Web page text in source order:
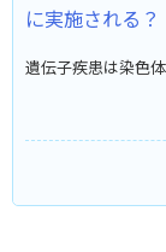
に実施される？
遺伝子疾患は染色